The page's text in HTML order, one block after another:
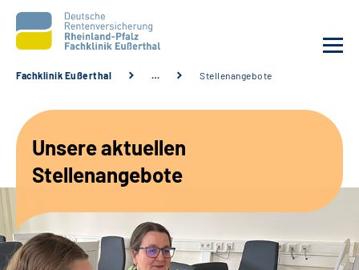
Unsere Angebote
Karriere
Fachklinik Eußerthal … Stellenangebote
Unsere aktuellen
Stellenangebote